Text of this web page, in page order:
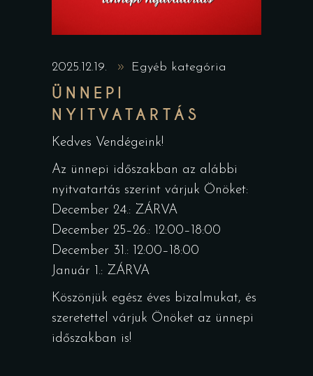
2025.12.19. Egyéb kategória
ÜNNEPI
NYITVATARTÁS
Kedves Vendégeink!
Az ünnepi időszakban az alábbi
nyitvatartás szerint várjuk Önöket:
December 24.: ZÁRVA
December 25–26.: 12:00–18:00
December 31.: 12:00–18:00
Január 1.: ZÁRVA
Köszönjük egész éves bizalmukat, és
szeretettel várjuk Önöket az ünnepi
időszakban is!